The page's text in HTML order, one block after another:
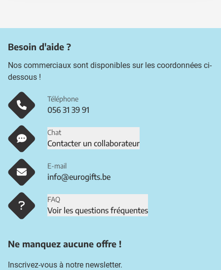
Besoin d'aide ?
Nos commerciaux sont disponibles sur les coordonnées ci-
dessous !
Téléphone
056 31 39 91
Chat
Contacter un collaborateur
E-mail
info@eurogifts.be
FAQ
Voir les questions fréquentes
Ne manquez aucune offre !
Inscrivez-vous à notre newsletter.